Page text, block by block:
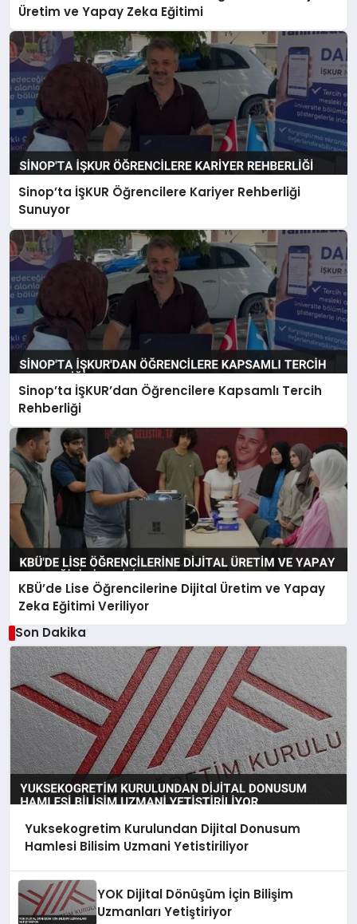
Üretim ve Yapay Zeka Eğitimi
Sinop’ta İŞKUR Öğrencilere Kariyer Rehberliği
Sunuyor
Sinop’ta İŞKUR’dan Öğrencilere Kapsamlı Tercih
Rehberliği
KBÜ’de Lise Öğrencilerine Dijital Üretim ve Yapay
Zeka Eğitimi Veriliyor
Son Dakika
Yuksekogretim Kurulundan Dijital Donusum
Hamlesi Bilisim Uzmani Yetistiriliyor
YOK Dijital Dönüşüm İçin Bilişim
Uzmanları Yetiştiriyor